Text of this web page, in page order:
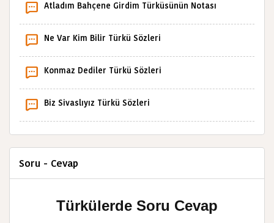
Atladım Bahçene Girdim Türküsünün Notası
Ne Var Kim Bilir Türkü Sözleri
Konmaz Dediler Türkü Sözleri
Biz Sivaslıyız Türkü Sözleri
Soru - Cevap
Türkülerde Soru Cevap